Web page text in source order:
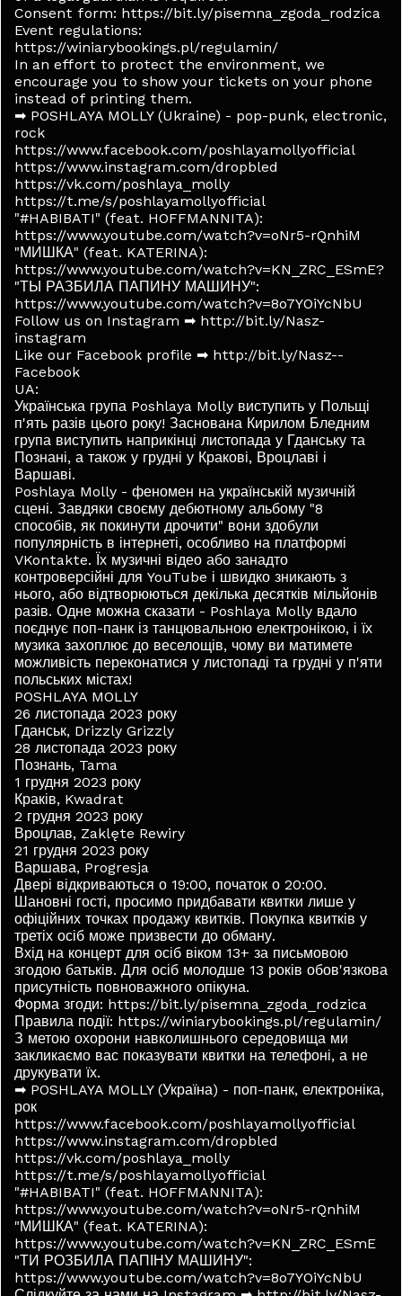
Consent form: https://bit.ly/pisemna_zgoda_rodzica
Event regulations:
https://winiarybookings.pl/regulamin/
In an effort to protect the environment, we
encourage you to show your tickets on your phone
instead of printing them.
➡ POSHLAYA MOLLY (Ukraine) - pop-punk, electronic,
rock
https://www.facebook.com/poshlayamollyofficial
https://www.instagram.com/dropbled
https://vk.com/poshlaya_molly
https://t.me/s/poshlayamollyofficial
"#HABIBATI" (feat. HOFFMANNITA):
https://www.youtube.com/watch?v=oNr5-rQnhiM
"МИШКА" (feat. KATERINA):
https://www.youtube.com/watch?v=KN_ZRC_ESmE?
"ТЫ РАЗБИЛА ПАПИНУ МАШИНУ":
https://www.youtube.com/watch?v=8o7YOiYcNbU
Follow us on Instagram ➡ http://bit.ly/Nasz-
instagram
Like our Facebook profile ➡ http://bit.ly/Nasz--
Facebook
UA:
Українська група Poshlaya Molly виступить у Польщі
п'ять разів цього року! Заснована Кирилом Бледним
група виступить наприкінці листопада у Гданську та
Познані, а також у грудні у Кракові, Вроцлаві і
Варшаві.
Poshlaya Molly - феномен на українській музичній
сцені. Завдяки своєму дебютному альбому "8
способів, як покинути дрочити" вони здобули
популярність в інтернеті, особливо на платформі
VKontakte. Їх музичні відео або занадто
контроверсійні для YouTube і швидко зникають з
нього, або відтворюються декілька десятків мільйонів
разів. Одне можна сказати - Poshlaya Molly вдало
поєднує поп-панк із танцювальною електронікою, і їх
музика захоплює до веселощів, чому ви матимете
можливість переконатися у листопаді та грудні у п'яти
польських містах!
POSHLAYA MOLLY
26 листопада 2023 року
Гданськ, Drizzly Grizzly
28 листопада 2023 року
Познань, Tama
1 грудня 2023 року
Краків, Kwadrat
2 грудня 2023 року
Вроцлав, Zaklęte Rewiry
21 грудня 2023 року
Варшава, Progresja
Двері відкриваються о 19:00, початок о 20:00.
Шановні гості, просимо придбавати квитки лише у
офіційних точках продажу квитків. Покупка квитків у
третіх осіб може призвести до обману.
Вхід на концерт для осіб віком 13+ за письмовою
згодою батьків. Для осіб молодше 13 років обов'язкова
присутність повноважного опікуна.
Форма згоди: https://bit.ly/pisemna_zgoda_rodzica
Правила події: https://winiarybookings.pl/regulamin/
З метою охорони навколишнього середовища ми
закликаємо вас показувати квитки на телефоні, а не
друкувати їх.
➡ POSHLAYA MOLLY (Україна) - поп-панк, електроніка,
рок
https://www.facebook.com/poshlayamollyofficial
https://www.instagram.com/dropbled
https://vk.com/poshlaya_molly
https://t.me/s/poshlayamollyofficial
"#HABIBATI" (feat. HOFFMANNITA):
https://www.youtube.com/watch?v=oNr5-rQnhiM
"МИШКА" (feat. KATERINA):
https://www.youtube.com/watch?v=KN_ZRC_ESmE
"ТИ РОЗБИЛА ПАПІНУ МАШИНУ":
https://www.youtube.com/watch?v=8o7YOiYcNbU